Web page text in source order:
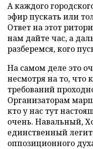
А каждого
эфир пускать или
Ответ на этот
нам дайте час, а
разберемся, кого
На самом деле это
несмотря на то, что
требований
Организаторам
кто у нас тут
очень. Навальный,
единственный
оппозиционного